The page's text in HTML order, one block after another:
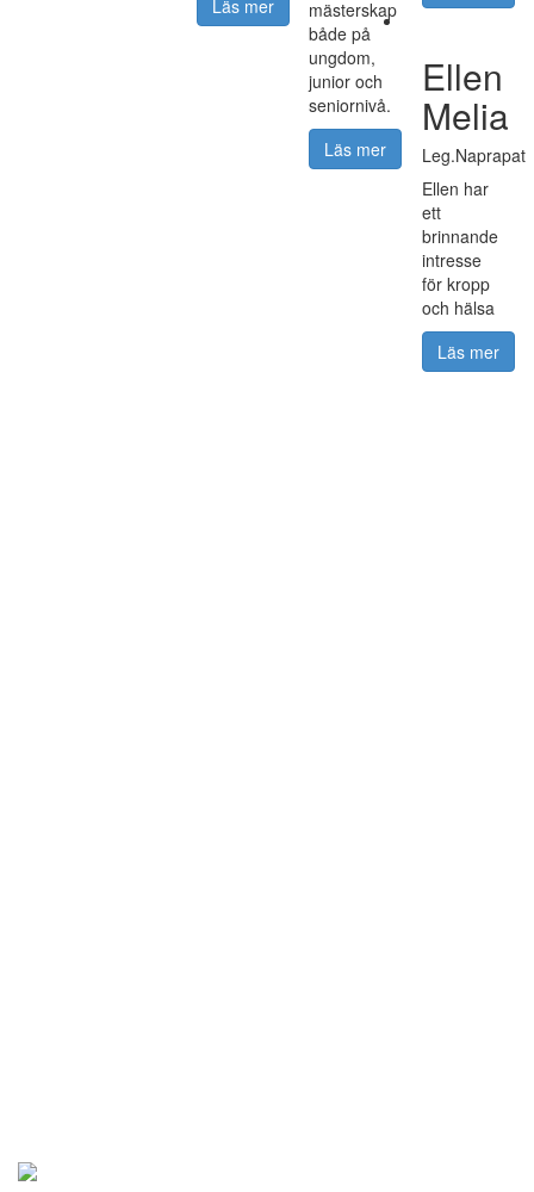
Läs mer
mästerskap
både på
ungdom,
junior och
seniornivå.
Läs mer
Ellen
Melia
Leg.Naprapat
Ellen har
ett
brinnande
intresse
för kropp
och hälsa
Läs mer